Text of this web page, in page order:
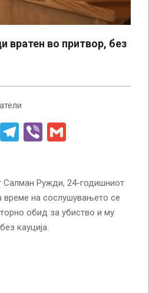
вратен во притвор, без
Messenger
Telegram
Viber
Салман Ружди, 24-годишниот
време на сослушувањето се
обид за убиство и му
кауција.